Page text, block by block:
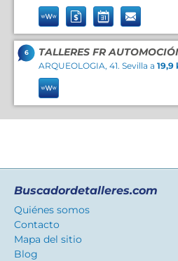
6 TALLERES FR
ARQUEOLOGIA, 41. Sevilla a 19,9
Buscadordetalleres.com
Quiénes somos
Contacto
Mapa del sitio
Blog